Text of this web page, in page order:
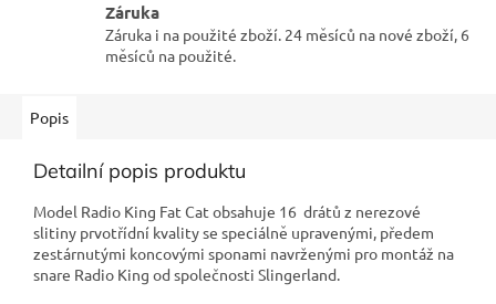
Záruka
Záruka i na použité zboží. 24 měsíců na nové zboží, 6
měsíců na použité.
Popis
Detailní popis produktu
Model Radio King Fat Cat obsahuje 16 drátů z nerezové
slitiny prvotřídní kvality se speciálně upravenými, předem
zestárnutými koncovými sponami navrženými pro montáž na
snare Radio King od společnosti Slingerland.